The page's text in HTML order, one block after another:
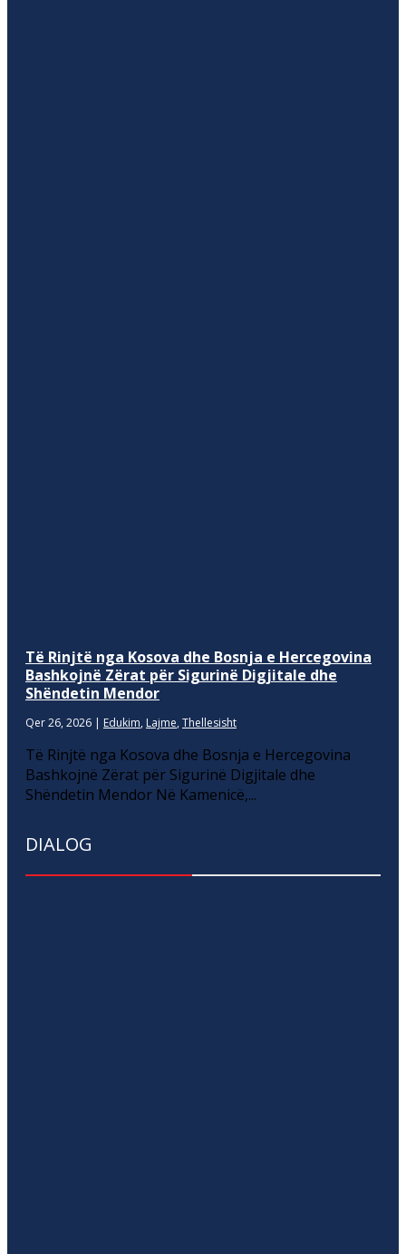
Të Rinjtë nga Kosova dhe Bosnja e Hercegovina
Bashkojnë Zërat për Sigurinë Digjitale dhe
Shëndetin Mendor
Qer 26, 2026 | Edukim, Lajme, Thellesisht
Të Rinjtë nga Kosova dhe Bosnja e Hercegovina
Bashkojnë Zërat për Sigurinë Digjitale dhe
Shëndetin Mendor Në Kamenicë,...
DIALOG